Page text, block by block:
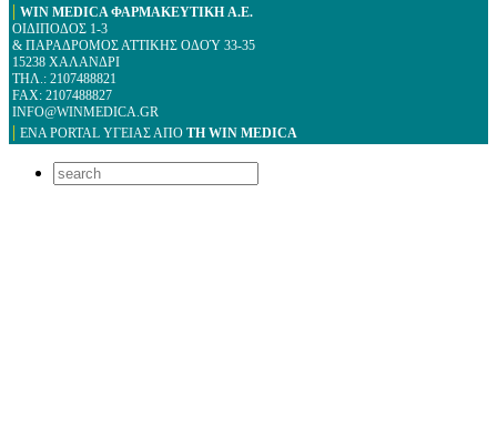
| WIN MEDICA ΦΑΡΜΑΚΕΥΤΙΚΗ A.E.
ΟΙΔΙΠΟΔΟΣ 1-3
& ΠΑΡΑΔΡΟΜΟΣ ΑΤΤΙΚΗΣ ΟΔΟΎ 33-35
15238 ΧΑΛΑΝΔΡΙ
ΤΗΛ.: 2107488821
FAX: 2107488827
INFO@WINMEDICA.GR
| ΕΝΑ PORTAL YΓΕΙΑΣ ΑΠΟ ΤΗ WIN MEDICA